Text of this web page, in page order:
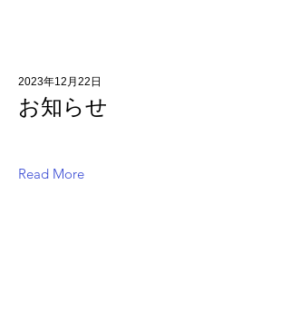
2023年12月22日
お知らせ
Read More